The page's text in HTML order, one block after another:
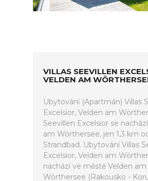
VILLAS SEEVILLEN
VELDEN AM
Ubytování (Apartmán) Villas
Excelsior, Velden am
Seevillen Excelsior se
am Wörthersee, jen 1,3 km
Strandbad. Ubytování Villas
Excelsior, Velden am
nachází ve městě Velden am
Wörthersee (Rakousko -